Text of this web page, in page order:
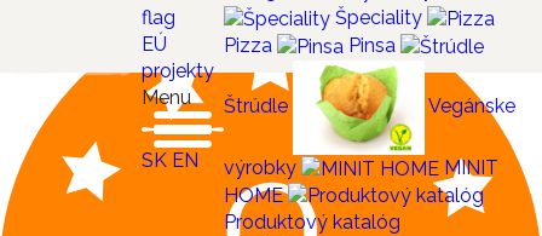
EÚ
projekty
Menu
SK EN
Špeciality
Pizza
Pinsa
Štrúdle Vegánske
výrobky
MINIT
HOME
Produktový katalóg